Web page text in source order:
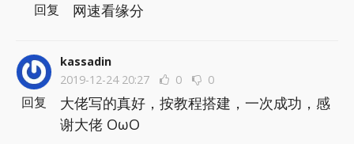
网速看缘分
回复
kassadin
2019-12-24 20:27
0 0
大佬写的真好，按教程搭建，一次成功，感
谢大佬 OωO
回复